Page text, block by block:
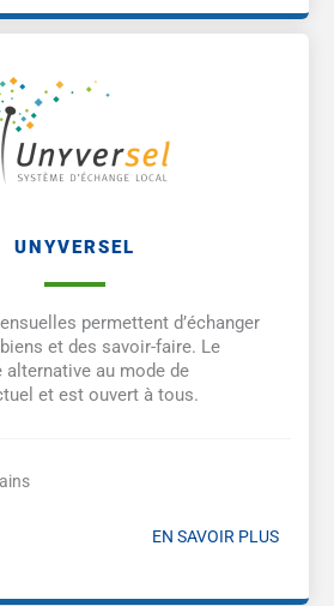
UNYVERSEL
permettent d’échanger
et des savoir-faire. Le
au mode de
et est ouvert à tous.
EN SAVOIR PLUS